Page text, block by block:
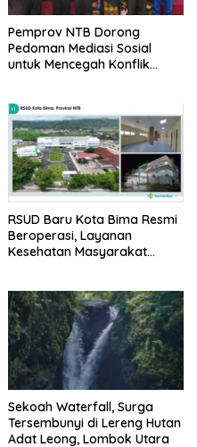
Pemprov NTB Dorong
Pedoman Mediasi Sosial
untuk Mencegah Konflik
RSUD Baru Kota Bima Resmi
Beroperasi, Layanan
Kesehatan Masyarakat
Sekoah Waterfall, Surga
Tersembunyi di Lereng Hutan
Adat Leong, Lombok Utara